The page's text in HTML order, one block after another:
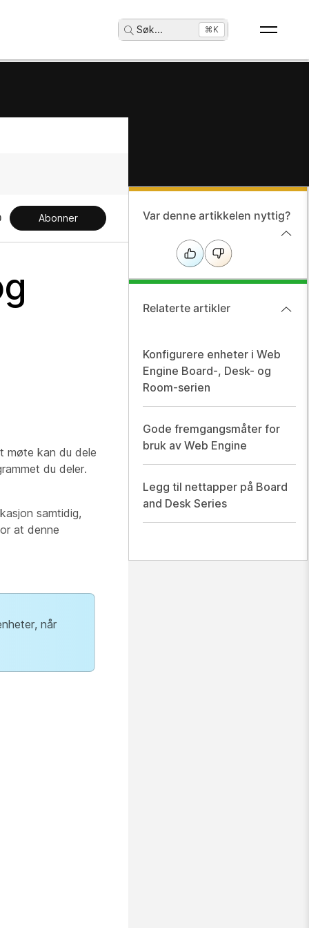
Søk... ⌘K
Abonner
møte kan du dele
du deler.
samtidig,
at denne
når
Var denne artikkelen nyttig?
Relaterte artikler
Konfigurere enheter i Web
Engine Board-, Desk- og
Room-serien
Gode fremgangsmåter for
bruk av Web Engine
Legg til nettapper på Board
and Desk Series